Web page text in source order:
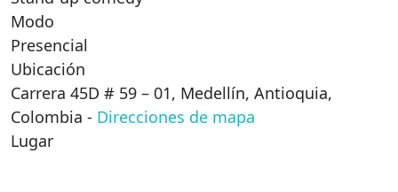
Modo
Presencial
Ubicación
Carrera 45D # 59 – 01, Medellín, Antioquia,
Colombia - Direcciones de mapa
Lugar